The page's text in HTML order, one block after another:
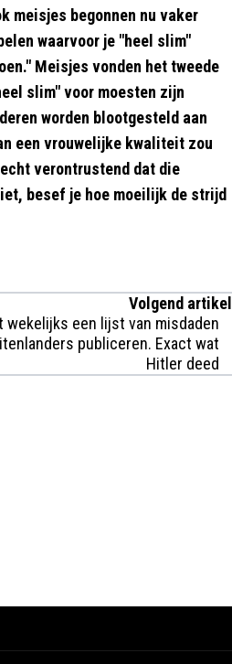
meisjes begonnen nu vaker
waarvoor je "heel slim"
Meisjes vonden het tweede
slim" voor moesten zijn
worden blootgesteld aan
een vrouwelijke kwaliteit zou
verontrustend dat die
besef je hoe moeilijk de strijd
Volgend artikel
wekelijks een lijst van misdaden
publiceren. Exact wat
Hitler deed